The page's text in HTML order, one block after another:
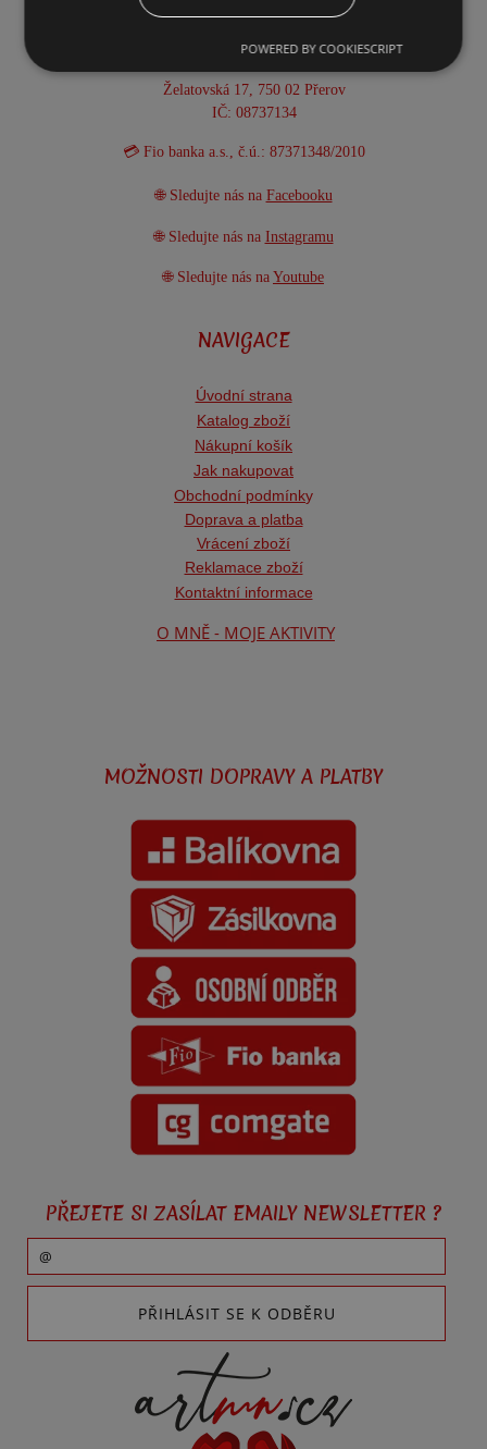
📦 Provozní doba: Po-Pá 8:00-15:30 h
Želatovská 17, 750 02 Přerov
IČ: 08737134
💳 Fio banka a.s., č.ú.: 87371348/2010
🌐 Sledujte nás na Facebooku
🌐 Sledujte nás na Instagramu
🌐 Sledujte nás na Youtube
NAVIGACE
Úvodní strana
Katalog zboží
Nákupní košík
Jak nakupovat
Obchodní podmínky
Doprava a platba
Vrácení zboží
Reklamace zboží
Kontaktní informace
O MNĚ - MOJE AKTIVITY
MOŽNOSTI DOPRAVY A PLATBY
PŘEJETE SI ZASÍLAT EMAILY NEWSLETTER ?
POWERED BY COOKIESCRIPT